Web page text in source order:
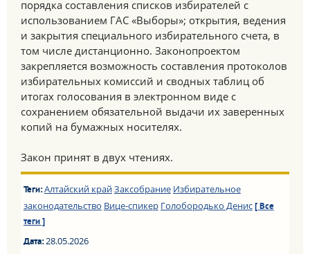
порядка составления списков избирателей с
использованием ГАС «Выборы»; открытия, ведения
и закрытия специального избирательного счета, в
том числе дистанционно. Законопроектом
закрепляется возможность составления протоколов
избирательных комиссий и сводных таблиц об
итогах голосования в электронном виде с
сохранением обязательной выдачи их заверенных
копий на бумажных носителях.
Закон принят в двух чтениях.
Теги:Алтайский крайЗаксобрание Избирательное
законодательство Вице-спикер Голобородько Денис [ Все
теги ]
Дата:28.05.2026